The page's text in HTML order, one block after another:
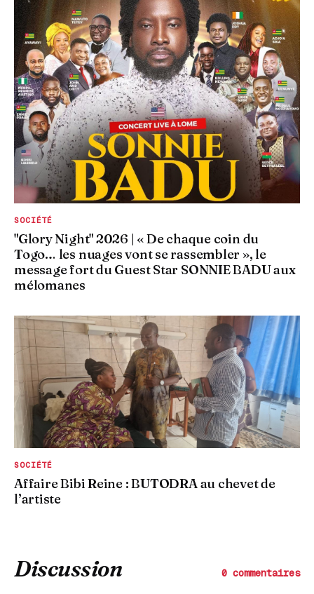
SOCIÉTÉ
"Glory Night" 2026 | « De chaque coin du
Togo… les nuages vont se rassembler », le
message fort du Guest Star SONNIE BADU aux
mélomanes
SOCIÉTÉ
Affaire Bibi Reine : BUTODRA au chevet de
l’artiste
Discussion 0 commentaires